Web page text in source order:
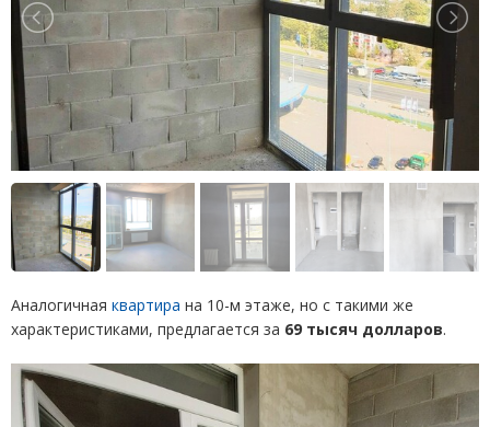
Аналогичная квартира на 10-м этаже, но с такими же
характеристиками, предлагается за 69 тысяч долларов.